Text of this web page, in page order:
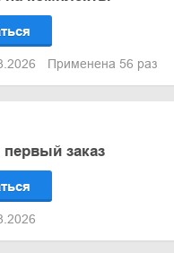
Применена 56 раз
заказ